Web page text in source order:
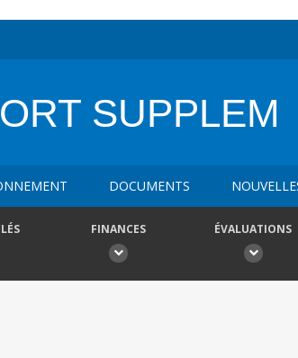
SUPPLEM
DOCUMENTS
FINANCES ÉVALUATIONS